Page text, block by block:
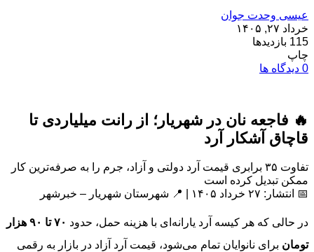
عیسی وحدت جوان
خرداد ۲۷, ۱۴۰۵
115 بازدیدها
چاپ
0 دیدگاه ها
🔥 فاجعه نان در شهریار؛ از رانت میلیاردی تا
قاچاق آشکار آرد
تفاوت ۳۵ برابری قیمت آرد دولتی و آزاد، جرم را به صرفه‌ترین کار
ممکن تبدیل کرده است
📅 انتشار: ۲۷ خرداد ۱۴۰۵ | 📍 شهرستان شهریار – خبرشهر
در حالی که هر کیسه آرد یارانه‌ای با هزینه حمل، حدود
۷۰ تا ۹۰ هزار
تومان برای نانوایان تمام می‌شود، قیمت آرد آزاد در بازار به رقمی